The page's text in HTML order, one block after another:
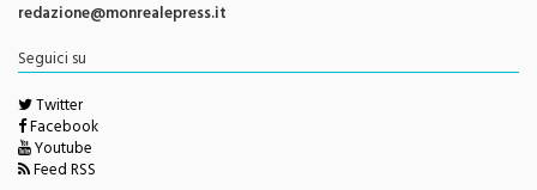
Twitter
Facebook
Youtube
Feed RSS
Menu